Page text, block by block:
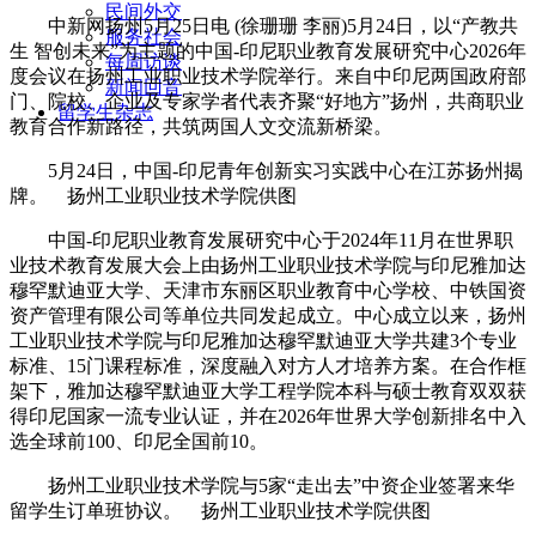
民间外交
服务社会
每周访谈
新闻回音
留学生杂志
中新网扬州5月25日电 (徐珊珊 李丽)5月24日，以“产教共
生 智创未来”为主题的中国-印尼职业教育发展研究中心2026年
度会议在扬州工业职业技术学院举行。来自中印尼两国政府部
门、院校、企业及专家学者代表齐聚“好地方”扬州，共商职业
教育合作新路径，共筑两国人文交流新桥梁。
5月24日，中国-印尼青年创新实习实践中心在江苏扬州揭
牌。 扬州工业职业技术学院供图
中国-印尼职业教育发展研究中心于2024年11月在世界职
业技术教育发展大会上由扬州工业职业技术学院与印尼雅加达
穆罕默迪亚大学、天津市东丽区职业教育中心学校、中铁国资
资产管理有限公司等单位共同发起成立。中心成立以来，扬州
工业职业技术学院与印尼雅加达穆罕默迪亚大学共建3个专业
标准、15门课程标准，深度融入对方人才培养方案。在合作框
架下，雅加达穆罕默迪亚大学工程学院本科与硕士教育双双获
得印尼国家一流专业认证，并在2026年世界大学创新排名中入
选全球前100、印尼全国前10。
扬州工业职业技术学院与5家“走出去”中资企业签署来华
留学生订单班协议。 扬州工业职业技术学院供图